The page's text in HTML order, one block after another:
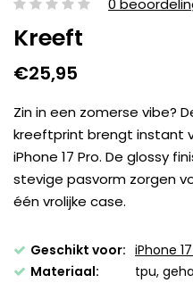
0
Kreeft
€25,95
Zin in een zomerse vibe?
kreeftprint brengt instant
iPhone 17 Pro. De glossy
stevige pasvorm zorgen
één vrolijke case.
Geschikt voor: iPhone
Materiaal:
tpu,